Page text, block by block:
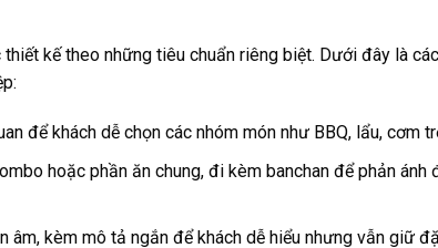
kế theo những tiêu chuẩn riêng biệt. Dưới đây là
để khách dễ chọn các nhóm món như BBQ, lẩu, cơm
hoặc phần ăn chung, đi kèm banchan để phản ánh
âm, kèm mô tả ngắn để khách dễ hiểu nhưng vẫn giữ